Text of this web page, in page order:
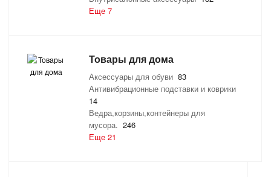
Еще 7
Товары для дома
Аксессуары для обуви 83
Антивибрационные подставки и коврики
14
Ведра,корзины,контейнеры для
мусора. 246
Еще 21